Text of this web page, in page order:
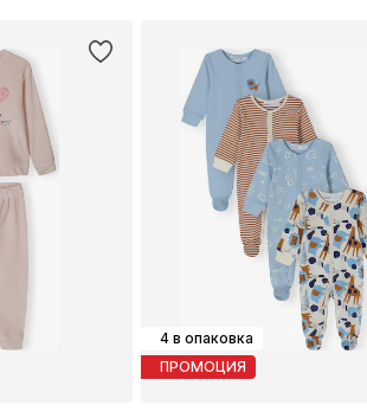
4 в опаковка
ПРОМОЦИЯ